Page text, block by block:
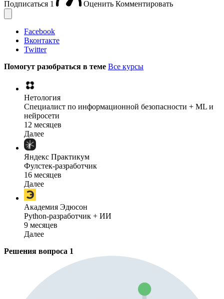
Подписаться 1 Оценить Комментировать
Facebook
Вконтакте
Twitter
Помогут разобраться в теме Все курсы
Нетология
Специалист по информационной безопасности + ML и
нейросети
12 месяцев
Далее
Яндекс Практикум
Фулстек-разработчик
16 месяцев
Далее
Академия Эдюсон
Python-разработчик + ИИ
9 месяцев
Далее
Решения вопроса 1